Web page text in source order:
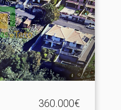
360.000€